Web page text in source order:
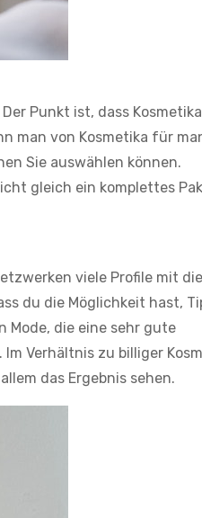
Punkt ist, dass
man von Kosmetika für
Sie auswählen können.
gleich ein komplettes
viele Profile mit
du die Möglichkeit hast,
Mode, die eine sehr gute
Verhältnis zu billiger
das Ergebnis sehen.